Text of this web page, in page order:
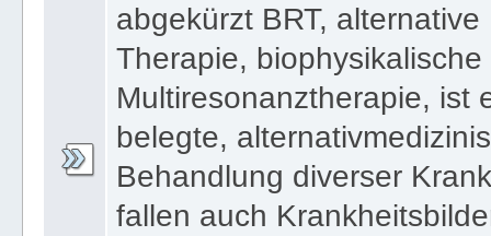
abgekürzt BRT,
Therapie,
Multiresonanztherapie, ist
belegte,
Behandlung diverser
fallen auch